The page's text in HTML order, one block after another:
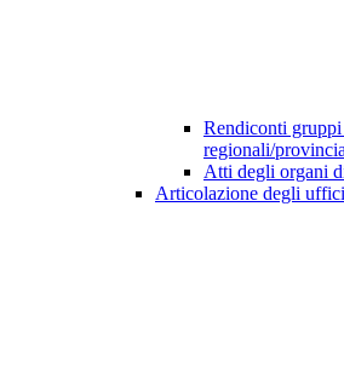
Rendiconti
regionali/
Atti degli organi
Articolazione degli uffici